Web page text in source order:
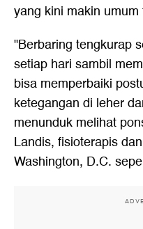
yang kini makin umum
"Berbaring tengkurap
setiap hari sambil
bisa memperbaiki
ketegangan di leher
menunduk melihat
Landis, fisioterapis
Washington, D.C.